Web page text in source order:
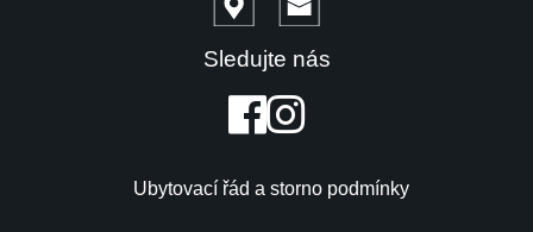
Sledujte nás
Ubytovací řád a storno podmínky